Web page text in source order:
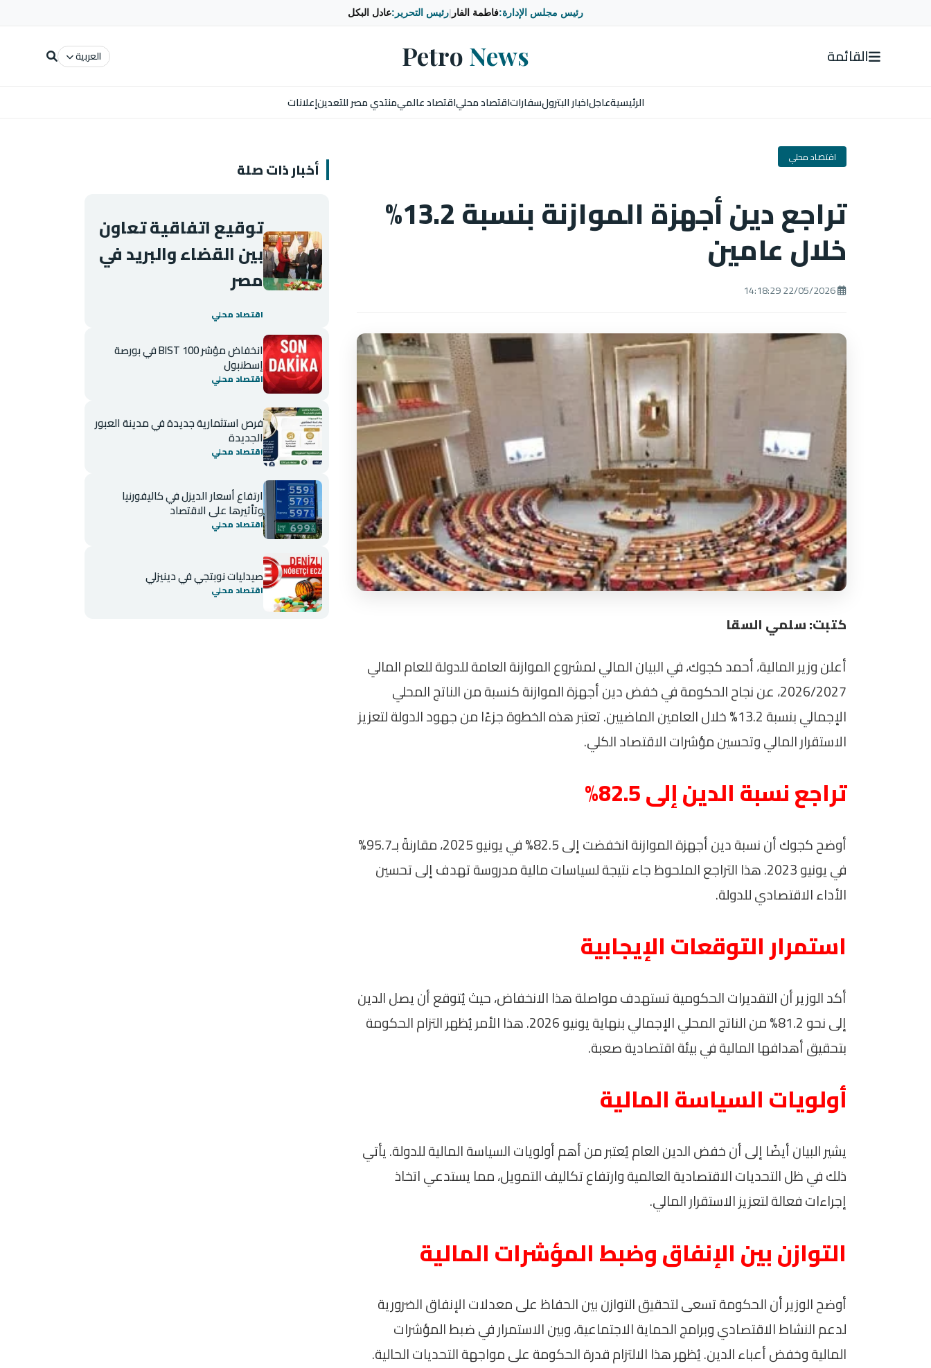
رئيس مجلس الإدارة:فاطمة الفار رئيس التحرير:عادل البكل
القائمة Petro News العربية
الرئيسيةعاجلاخبار البترولسفاراتاقتصاد محلياقتصاد عالميمنتدي مصر للتعدينإعلانات
اقتصاد محلي
تراجع دين أجهزة الموازنة بنسبة 13.2%
خلال عامين
كتبت: سلمي السقا
أعلن وزير المالية، أحمد كجوك، في البيان المالي لمشروع الموازنة العامة للدولة للعام المالي
2026/2027، عن نجاح الحكومة في خفض دين أجهزة الموازنة كنسبة من الناتج المحلي
الإجمالي بنسبة 13.2% خلال العامين الماضيين. تعتبر هذه الخطوة جزءًا من جهود الدولة لتعزيز
الاستقرار المالي وتحسين مؤشرات الاقتصاد الكلي.
تراجع نسبة الدين إلى 82.5%
أوضح كجوك أن نسبة دين أجهزة الموازنة انخفضت إلى 82.5% في يونيو 2025، مقارنةً بـ95.7%
في يونيو 2023. هذا التراجع الملحوظ جاء نتيجة لسياسات مالية مدروسة تهدف إلى تحسين
الأداء الاقتصادي للدولة.
استمرار التوقعات الإيجابية
أكد الوزير أن التقديرات الحكومية تستهدف مواصلة هذا الانخفاض، حيث يُتوقع أن يصل الدين
إلى نحو 81.2% من الناتج المحلي الإجمالي بنهاية يونيو 2026. هذا الأمر يُظهر التزام الحكومة
بتحقيق أهدافها المالية في بيئة اقتصادية صعبة.
أولويات السياسة المالية
يشير البيان أيضًا إلى أن خفض الدين العام يُعتبر من أهم أولويات السياسة المالية للدولة. يأتي
ذلك في ظل التحديات الاقتصادية العالمية وارتفاع تكاليف التمويل، مما يستدعي اتخاذ
إجراءات فعالة لتعزيز الاستقرار المالي.
التوازن بين الإنفاق وضبط المؤشرات المالية
أوضح الوزير أن الحكومة تسعى لتحقيق التوازن بين الحفاظ على معدلات الإنفاق الضرورية
لدعم النشاط الاقتصادي وبرامج الحماية الاجتماعية، وبين الاستمرار في ضبط المؤشرات
المالية وخفض أعباء الدين. يُظهر هذا الالتزام قدرة الحكومة على مواجهة التحديات الحالية.
أخبار ذات صلة
توقيع اتفاقية تعاون
بين القضاء والبريد في
مصر
اقتصاد محلي
انخفاض مؤشر BIST 100 في بورصة
إسطنبول
اقتصاد محلي
فرص استثمارية جديدة في مدينة العبور
الجديدة
اقتصاد محلي
ارتفاع أسعار الديزل في كاليفورنيا
وتأثيرها على الاقتصاد
اقتصاد محلي
صيدليات نوبتجي في دينيزلي
اقتصاد محلي